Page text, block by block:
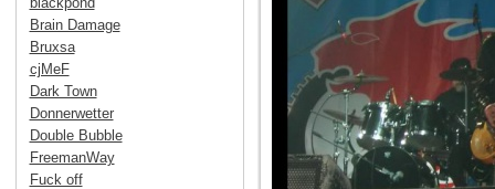
Brain Damage
Bruxsa
cjMeF
Dark Town
Donnerwetter
Double Bubble
FreemanWay
Fuck off